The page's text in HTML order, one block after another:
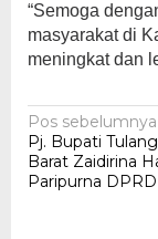
“Semoga
masyarakat di
meningkat dan
Navigasi
pos
Pos sebelumnya
Pj. Bupati
Barat Zaidirina
Paripurna DPRD